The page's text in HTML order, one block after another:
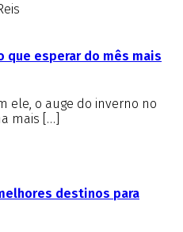
que esperar do mês mais
ele, o auge do inverno no
mais […]
destinos para